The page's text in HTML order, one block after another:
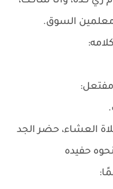
السوق.
مفتعل:
العشاء، حضر الجد
حفيده